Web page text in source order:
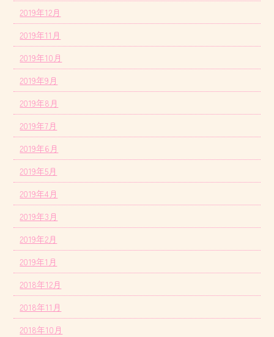
2019年12月
2019年11月
2019年10月
2019年9月
2019年8月
2019年7月
2019年6月
2019年5月
2019年4月
2019年3月
2019年2月
2019年1月
2018年12月
2018年11月
2018年10月